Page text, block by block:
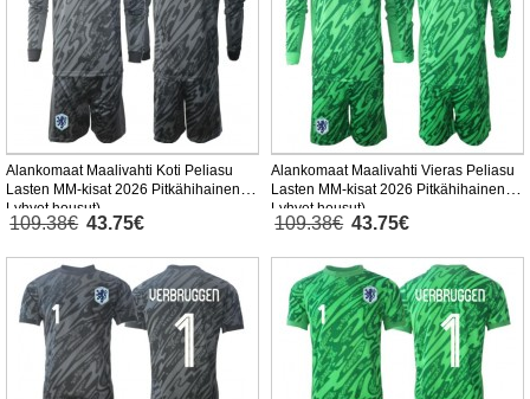
Alankomaat Maalivahti Koti Peliasu
Lasten MM-kisat 2026 Pitkähihainen (+
Lyhyet housut)
109.38€ 43.75€
Alankomaat Maalivahti Vieras Peliasu
Lasten MM-kisat 2026 Pitkähihainen (+
Lyhyet housut)
109.38€ 43.75€